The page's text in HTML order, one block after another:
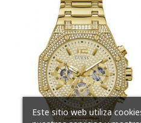
Este sitio web utiliza